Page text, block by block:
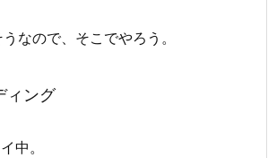
なので、そこでやろう。
ィング
中。